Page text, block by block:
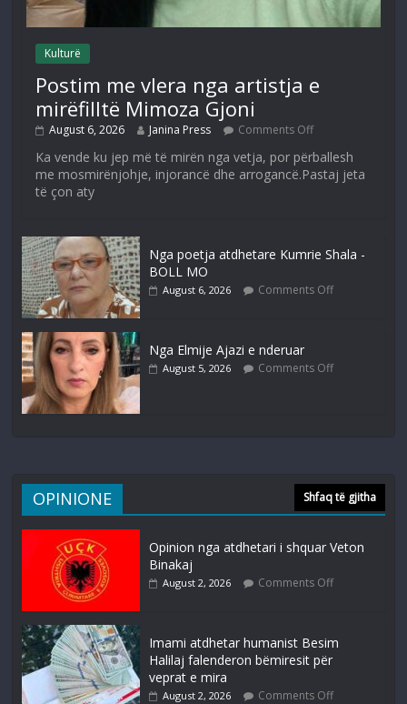
Kulturë
Postim me vlera nga artistja e
mirëfilltë Mimoza Gjoni
August 6, 2026 Janina Press Comments Off
Ka vende ku jep më të mirën nga vetja, por përballesh
me mosmirënjohje, injorancë dhe arrogancë.Pastaj jeta
të çon aty
Nga poetja atdhetare Kumrie Shala -
BOLL MO
August 6, 2026 Comments Off
Nga Elmije Ajazi e nderuar
August 5, 2026 Comments Off
OPINIONE Shfaq të gjitha
Opinion nga atdhetari i shquar Veton
Binakaj
August 2, 2026 Comments Off
Imami atdhetar humanist Besim
Halilaj falenderon bëmiresit për
veprat e mira
August 2, 2026 Comments Off